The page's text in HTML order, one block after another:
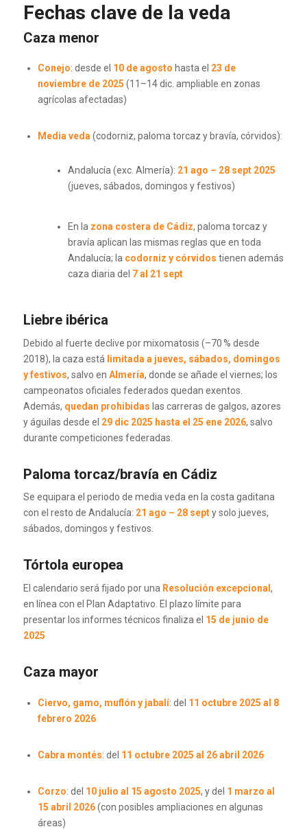
Fechas clave de la veda
Caza menor
Conejo: desde el 10 de agosto hasta el 23 de
noviembre de 2025 (11–14 dic. ampliable en zonas
agrícolas afectadas)
Media veda(codorniz, paloma torcaz y bravía, córvidos):
Andalucía (exc. Almería): 21 ago – 28 sept 2025
(jueves, sábados, domingos y festivos)
En la zona costera de Cádiz, paloma torcaz y
bravía aplican las mismas reglas que en toda
Andalucía; la codorniz y córvidos tienen además
caza diaria del 7 al 21 sept
Liebre ibérica
Debido al fuerte declive por mixomatosis (–70 % desde
2018), la caza está limitada a jueves, sábados, domingos
y festivos, salvo en Almería, donde se añade el viernes; los
campeonatos oficiales federados quedan exentos.
Además, quedan prohibidas las carreras de galgos, azores
y águilas desde el 29 dic 2025 hasta el 25 ene 2026, salvo
durante competiciones federadas.
Paloma torcaz/bravía en Cádiz
Se equipara el periodo de media veda en la costa gaditana
con el resto de Andalucía: 21 ago – 28 septy solo jueves,
sábados, domingos y festivos.
Tórtola europea
El calendario será fijado por una Resolución excepcional ,
en línea con el Plan Adaptativo. El plazo límite para
presentar los informes técnicos finaliza el 15 de junio de
2025
Caza mayor
Ciervo, gamo, muflón y jabalí: del 11 octubre 2025 al 8
febrero 2026
Cabra montés: del 11 octubre 2025 al 26 abril 2026
Corzo: del 10 julio al 15 agosto 2025, y del 1 marzo al
15 abril 2026(con posibles ampliaciones en algunas
áreas)